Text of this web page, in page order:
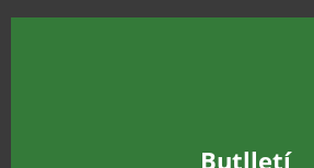
Butlletí